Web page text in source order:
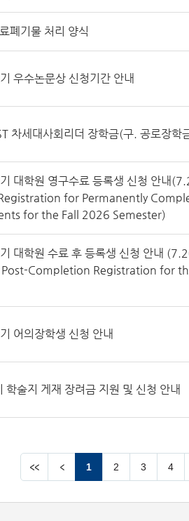
폐기물 처리 양식
우수논문상 신청기간 안내
차세대사회리더 장학금(구. 공로장학
대학원 영구수료 등록생 신청 안내
for Permanently
for the Fall 2026 Semester)
대학원 수료 후 등록생 신청 안내
Completion Registration for
어의장학생 신청 안내
술지 게재 장려금 지원 및 신청 안내
1 2 3 4